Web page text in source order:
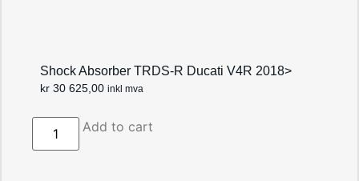
Shock Absorber TRDS-R Ducati V4R 2018>
kr 30 625,00 inkl mva
Add to cart